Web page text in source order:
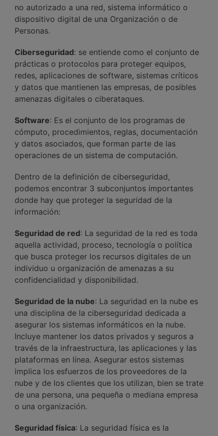
no autorizado a una red, sistema informático o
dispositivo digital de una Organización o de
Personas.
Ciberseguridad: se entiende como el conjunto de
prácticas o protocolos para proteger equipos,
redes, aplicaciones de software, sistemas críticos
y datos que mantienen las empresas, de posibles
amenazas digitales o ciberataques.
Software: Es el conjunto de los programas de
cómputo, procedimientos, reglas, documentación
y datos asociados, que forman parte de las
operaciones de un sistema de computación.
Dentro de la definición de ciberseguridad,
podemos encontrar 3 subconjuntos importantes
donde hay que proteger la seguridad de la
información:
Seguridad de red: La seguridad de la red es toda
aquella actividad, proceso, tecnología o política
que busca proteger los recursos digitales de un
individuo u organización de amenazas a su
confidencialidad y disponibilidad.
Seguridad de la nube: La seguridad en la nube es
una disciplina de la ciberseguridad dedicada a
asegurar los sistemas informáticos en la nube.
Incluye mantener los datos privados y seguros a
través de la infraestructura, las aplicaciones y las
plataformas en línea. Asegurar estos sistemas
implica los esfuerzos de los proveedores de la
nube y de los clientes que los utilizan, bien se trate
de una persona, una pequeña o mediana empresa
o una organización.
Seguridad física: La seguridad física es la